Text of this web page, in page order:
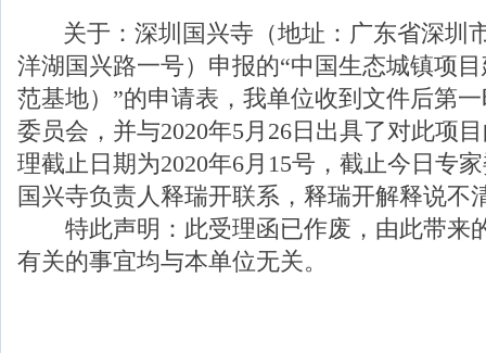
关于：深圳国兴寺（地址：广东省深圳
洋湖国兴路一号）申报的“中国生态城镇项
范基地）”的申请表，我单位收到文件后第
委员会，并与2020年5月26日出具了对此项
理截止日期为2020年6月15号，截止今日专
国兴寺负责人释瑞开联系，释瑞开解释说
特此声明：此受理函已作废，由此带来
有关的事宜均与本单位无关。